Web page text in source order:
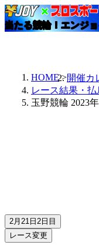
当たる競輪！エンジ
HOME 開催カ
レース結果・
玉野競輪 2023
2月21日 2日目
レース変更